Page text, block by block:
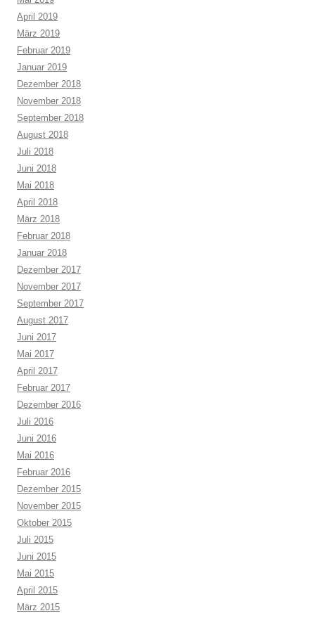
April 2019
März 2019
Februar 2019
Januar 2019
Dezember 2018
November 2018
September 2018
August 2018
Juli 2018
Juni 2018
Mai 2018
April 2018
März 2018
Februar 2018
Januar 2018
Dezember 2017
November 2017
September 2017
August 2017
Juni 2017
Mai 2017
April 2017
Februar 2017
Dezember 2016
Juli 2016
Juni 2016
Mai 2016
Februar 2016
Dezember 2015
November 2015
Oktober 2015
Juli 2015
Juni 2015
Mai 2015
April 2015
März 2015